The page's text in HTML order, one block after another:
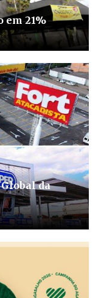
em 21%
da